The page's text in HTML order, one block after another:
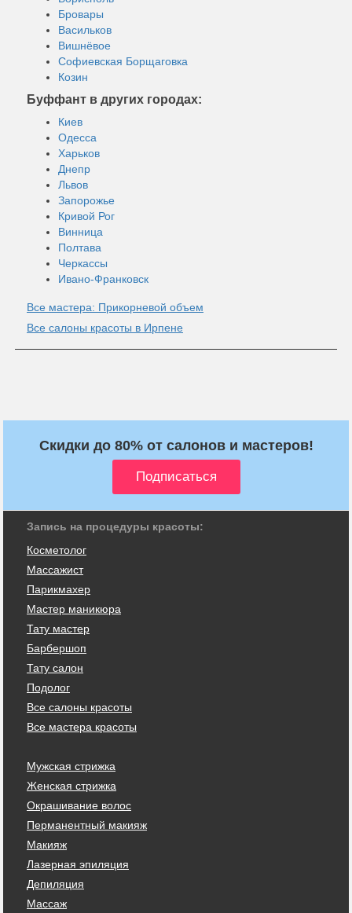
Бровары
Васильков
Вишнёвое
Софиевская Борщаговка
Козин
Буффант в других городах:
Киев
Одесса
Харьков
Днепр
Львов
Запорожье
Кривой Рог
Винница
Полтава
Черкассы
Ивано-Франковск
Все мастера: Прикорневой объем
Все салоны красоты в Ирпене
Скидки до 80% от салонов и мастеров!
Запись на процедуры красоты:
Косметолог
Массажист
Парикмахер
Мастер маникюра
Тату мастер
Барбершоп
Тату салон
Подолог
Все салоны красоты
Все мастера красоты
Мужская стрижка
Женская стрижка
Окрашивание волос
Перманентный макияж
Макияж
Лазерная эпиляция
Депиляция
Массаж